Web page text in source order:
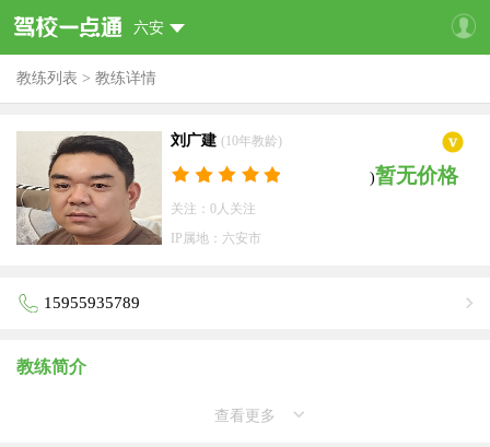
六安
教练列表 > 教练详情
刘广建 (10年教龄)
)暂无价格
关注：0人关注
IP属地：六安市
15955935789
教练简介
查看更多